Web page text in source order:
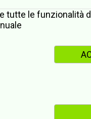
tutte le funzionalità